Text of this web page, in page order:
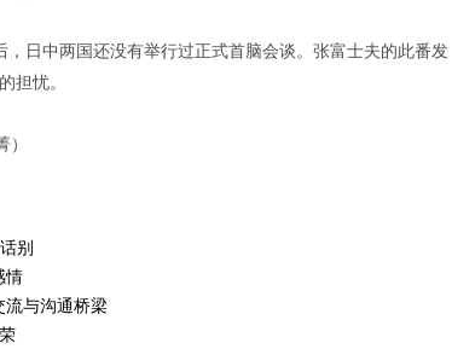
日中两国还没有举行过正式首脑会谈。张富士夫的此番发
担忧。
别
情
流与沟通桥梁